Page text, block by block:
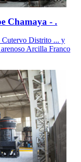
Chamaya - .
Cutervo Distrito ... y
Arcilla Franco